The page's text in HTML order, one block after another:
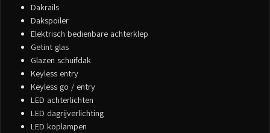
Dakrails
Dakspoiler
Elektrisch bedienbare achterklep
Getint glas
Glazen schuifdak
Keyless entry
Keyless go / entry
LED achterlichten
LED dagrijverlichting
LED koplampen